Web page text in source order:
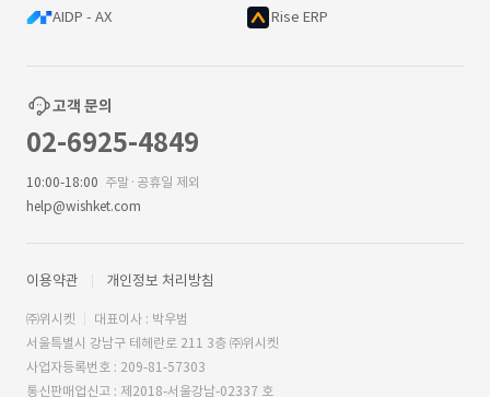
AIDP - AX Rise ERP
고객 문의
02-6925-4849
10:00-18:00 주말·공휴일 제외
help@wishket.com
이용약관 개인정보 처리방침
㈜위시켓
대표이사 : 박우범
서울특별시 강남구 테헤란로 211 3층 ㈜위시켓
사업자등록번호 : 209-81-57303
통신판매업신고 : 제2018-서울강남-02337 호